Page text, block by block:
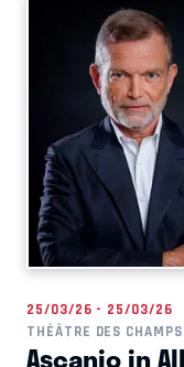
25/03/26 - 25/03/26
THÉÂTRE DES
Ascanio in